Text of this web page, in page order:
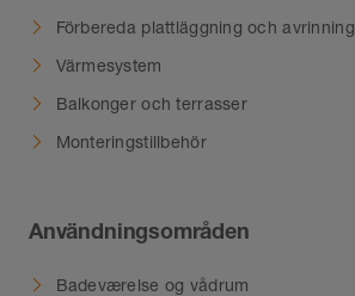
Förbereda plattläggning och avrinning
Värmesystem
Balkonger och terrasser
Monteringstillbehör
Användningsområden
Badeværelse og vådrum